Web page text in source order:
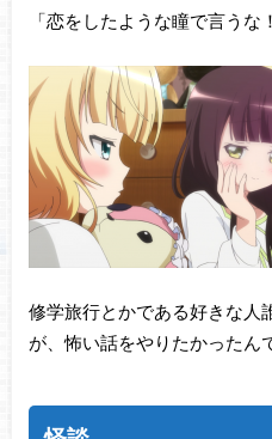
「恋をしたような瞳で言うな
修学旅行とかである好きな人
が、怖い話をやりたかったん